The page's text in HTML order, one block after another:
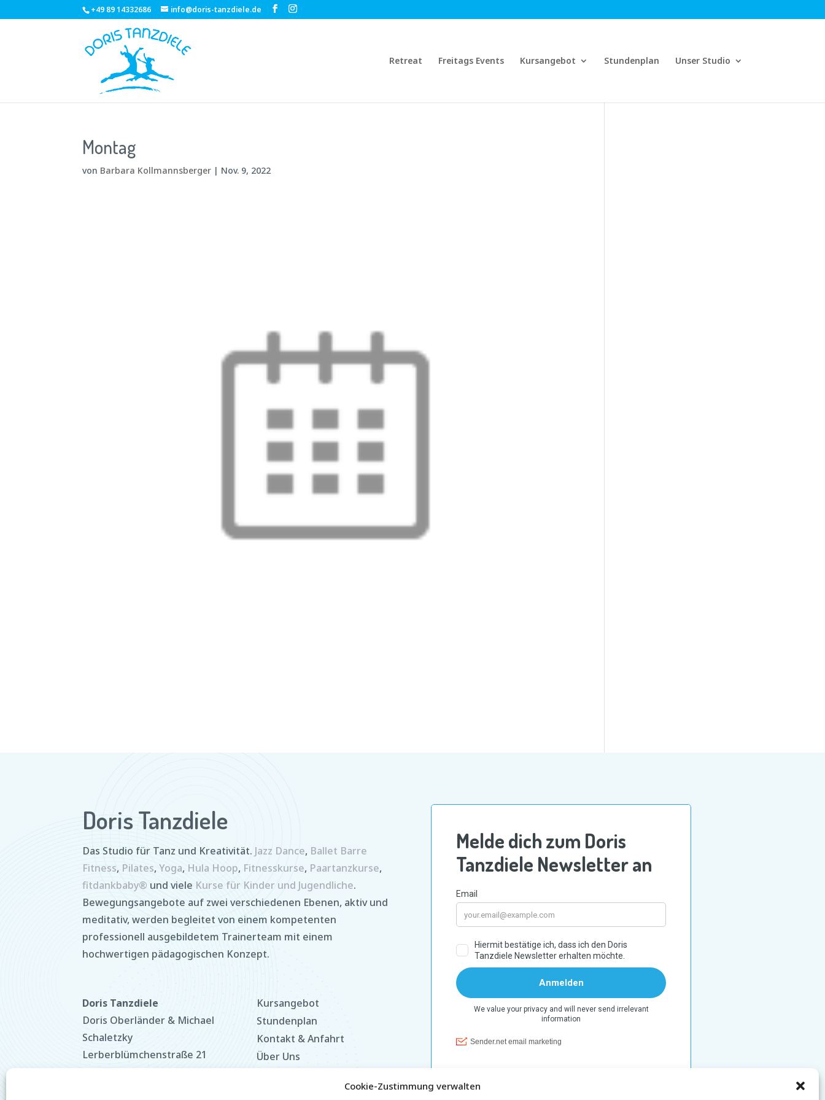
Cookie-Zustimmung verwalten
+49 89 14332686 info@doris-tanzdiele.de
Retreat Freitags Events Kursangebot Stundenplan Unser Studio
Montag
von Barbara Kollmannsberger | Nov. 9, 2022
Doris Tanzdiele
Das Studio für Tanz und Kreativität. Jazz Dance, Ballet Barre
Fitness, Pilates,Yoga, Hula Hoop, Fitnesskurse, Paartanzkurse,
fitdankbaby® und viele Kurse für Kinder und Jugendliche.
Bewegungsangebote auf zwei verschiedenen Ebenen, aktiv und
meditativ, werden begleitet von einem kompetenten
professionell ausgebildetem Trainerteam mit einem
hochwertigen pädagogischen Konzept.
Doris Tanzdiele
Doris Oberländer & Michael
Schaletzky
Lerberblümchenstraße 21
80995 München
Kursangebot
Stundenplan
Kontakt & Anfahrt
Über Uns